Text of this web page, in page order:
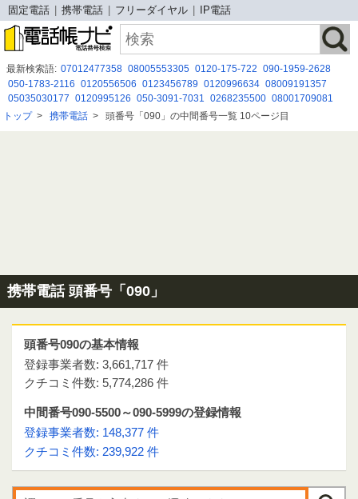
固定電話 携帯電話 フリーダイヤル IP電話
最新検索語: 07012477358 08005553305 0120-175-722 090-1959-2628
050-1783-2116 0120556506 0123456789 0120996634 08009191357
05035030177 0120995126 050-3091-7031 0268235500 08001709081
0342147220 0664920601 0963554571 0366759684 0800-999-5800
トップ> 携帯電話 > 頭番号「090」の中間番号一覧 10ページ目
携帯電話 頭番号「090」
頭番号090の基本情報
登録事業者数: 3,661,717 件
クチコミ件数: 5,774,286 件
中間番号090-5500～090-5999の登録情報
登録事業者数: 148,377 件
クチコミ件数: 239,922 件